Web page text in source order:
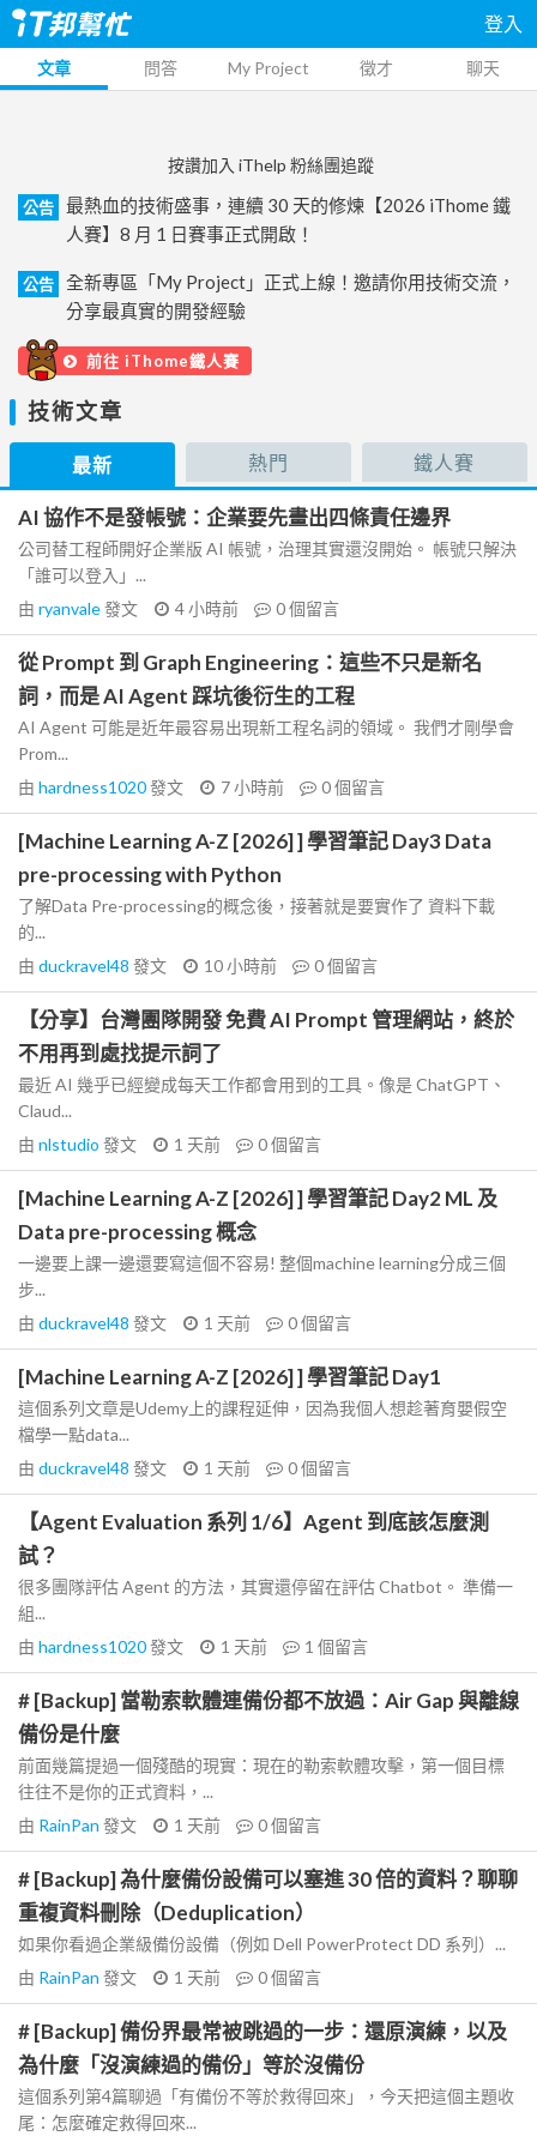
登入
文章 問答 My Project 徵才 聊天
按讚加入 iThelp 粉絲團追蹤
公告
最熱血的技術盛事，連續 30 天的修煉【2026 iThome 鐵
人賽】8 月 1 日賽事正式開啟！
公告
全新專區「My Project」正式上線！邀請你用技術交流，
分享最真實的開發經驗
前往 iThome鐵人賽
技術文章
最新 熱門 鐵人賽
AI 協作不是發帳號：企業要先畫出四條責任邊界
公司替工程師開好企業版 AI 帳號，治理其實還沒開始。 帳號只解決
「誰可以登入」...
由 ryanvale發文 4 小時前 0個留言
從 Prompt 到 Graph Engineering：這些不只是新名
詞，而是 AI Agent 踩坑後衍生的工程
AI Agent 可能是近年最容易出現新工程名詞的領域。 我們才剛學會
Prom...
由 hardness1020發文 7 小時前 0個留言
[Machine Learning A-Z [2026] ] 學習筆記 Day3 Data
pre-processing with Python
了解Data Pre-processing的概念後，接著就是要實作了 資料下載
的...
由 duckravel48 發文 10 小時前 0個留言
【分享】台灣團隊開發 免費 AI Prompt 管理網站，終於
不用再到處找提示詞了
最近 AI 幾乎已經變成每天工作都會用到的工具。像是 ChatGPT、
Claud...
由 nlstudio 發文 1 天前 0個留言
[Machine Learning A-Z [2026] ] 學習筆記 Day2 ML 及
Data pre-processing 概念
一邊要上課一邊還要寫這個不容易! 整個machine learning分成三個
步...
由 duckravel48 發文 1 天前 0個留言
[Machine Learning A-Z [2026] ] 學習筆記 Day1
這個系列文章是Udemy上的課程延伸，因為我個人想趁著育嬰假空
檔學一點data...
由 duckravel48 發文 1 天前 0個留言
【Agent Evaluation 系列 1/6】Agent 到底該怎麼測
試？
很多團隊評估 Agent 的方法，其實還停留在評估 Chatbot。 準備一
組...
由 hardness1020發文 1 天前 1 個留言
# [Backup] 當勒索軟體連備份都不放過：Air Gap 與離線
備份是什麼
前面幾篇提過一個殘酷的現實：現在的勒索軟體攻擊，第一個目標
往往不是你的正式資料，...
由 RainPan 發文 1 天前 0個留言
# [Backup] 為什麼備份設備可以塞進 30 倍的資料？聊聊
重複資料刪除（Deduplication）
如果你看過企業級備份設備（例如 Dell PowerProtect DD 系列）...
由 RainPan 發文 1 天前 0個留言
# [Backup] 備份界最常被跳過的一步：還原演練，以及
為什麼「沒演練過的備份」等於沒備份
這個系列第4篇聊過「有備份不等於救得回來」，今天把這個主題收
尾：怎麼確定救得回來...